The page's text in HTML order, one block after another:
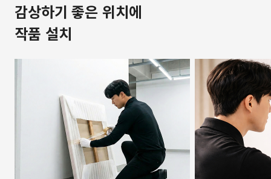
감상하기 좋은 위치에
작품 설치